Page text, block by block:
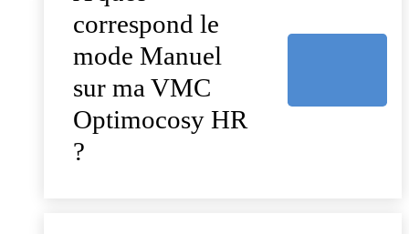
correspond le
mode Manuel
sur ma VMC
Optimocosy HR
?